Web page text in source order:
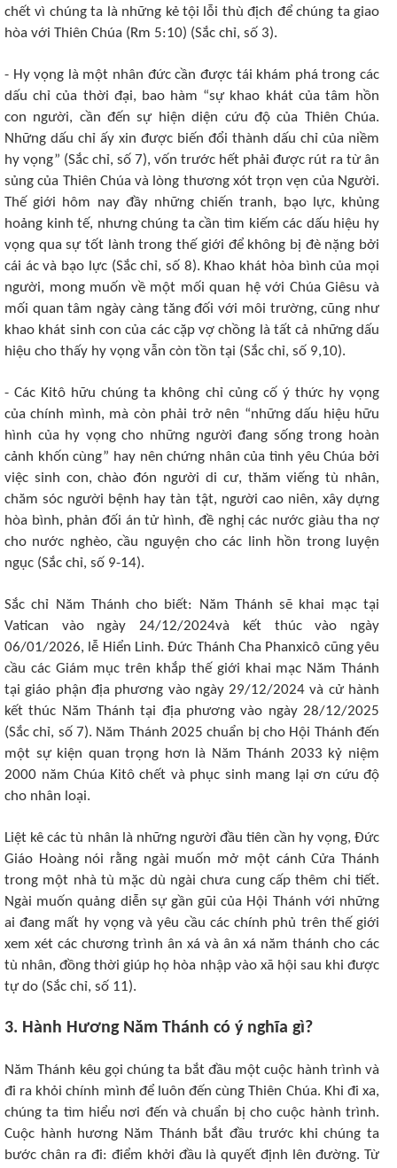
chết vì chúng ta là những kẻ tội lỗi thù địch để chúng ta giao
hòa với Thiên Chúa (Rm 5:10) (Sắc chỉ, số 3).
- Hy vọng là một nhân đức cần được tái khám phá trong các
dấu chỉ của thời đại, bao hàm “sự khao khát của tâm hồn
con người, cần đến sự hiện diện cứu độ của Thiên Chúa.
Những dấu chỉ ấy xin được biến đổi thành dấu chỉ của niềm
hy vọng” (Sắc chỉ, số 7), vốn trước hết phải được rút ra từ ân
sủng của Thiên Chúa và lòng thương xót trọn vẹn của Người.
Thế giới hôm nay đầy những chiến tranh, bạo lực, khủng
hoảng kinh tế, nhưng chúng ta cần tìm kiếm các dấu hiệu hy
vọng qua sự tốt lành trong thế giới để không bị đè nặng bởi
cái ác và bạo lực (Sắc chỉ, số 8). Khao khát hòa bình của mọi
người, mong muốn về một mối quan hệ với Chúa Giêsu và
mối quan tâm ngày càng tăng đối với môi trường, cũng như
khao khát sinh con của các cặp vợ chồng là tất cả những dấu
hiệu cho thấy hy vọng vẫn còn tồn tại (Sắc chỉ, số 9,10).
- Các Kitô hữu chúng ta không chỉ củng cố ý thức hy vọng
của chính mình, mà còn phải trở nên “những dấu hiệu hữu
hình của hy vọng cho những người đang sống trong hoàn
cảnh khốn cùng” hay nên chứng nhân của tình yêu Chúa bởi
việc sinh con, chào đón người di cư, thăm viếng tù nhân,
chăm sóc người bệnh hay tàn tật, người cao niên, xây dựng
hòa bình, phản đối án tử hình, đề nghị các nước giàu tha nợ
cho nước nghèo, cầu nguyện cho các linh hồn trong luyện
ngục (Sắc chỉ, số 9-14).
Sắc chỉ Năm Thánh cho biết: Năm Thánh sẽ khai mạc tại
Vatican vào ngày 24/12/2024và kết thúc vào ngày
06/01/2026, lễ Hiển Linh. Đức Thánh Cha Phanxicô cũng yêu
cầu các Giám mục trên khắp thế giới khai mạc Năm Thánh
tại giáo phận địa phương vào ngày 29/12/2024 và cử hành
kết thúc Năm Thánh tại địa phương vào ngày 28/12/2025
(Sắc chỉ, số 7). Năm Thánh 2025 chuẩn bị cho Hội Thánh đến
một sự kiện quan trọng hơn là Năm Thánh 2033 kỷ niệm
2000 năm Chúa Kitô chết và phục sinh mang lại ơn cứu độ
cho nhân loại.
Liệt kê các tù nhân là những người đầu tiên cần hy vọng, Đức
Giáo Hoàng nói rằng ngài muốn mở một cánh Cửa Thánh
trong một nhà tù mặc dù ngài chưa cung cấp thêm chi tiết.
Ngài muốn quảng diễn sự gần gũi của Hội Thánh với những
ai đang mất hy vọng và yêu cầu các chính phủ trên thế giới
xem xét các chương trình ân xá và ân xá năm thánh cho các
tù nhân, đồng thời giúp họ hòa nhập vào xã hội sau khi được
tự do (Sắc chỉ, số 11).
3. Hành Hương Năm Thánh có ý nghĩa gì?
Năm Thánh kêu gọi chúng ta bắt đầu một cuộc hành trình và
đi ra khỏi chính mình để luôn đến cùng Thiên Chúa. Khi đi xa,
chúng ta tìm hiểu nơi đến và chuẩn bị cho cuộc hành trình.
Cuộc hành hương Năm Thánh bắt đầu trước khi chúng ta
bước chân ra đi: điểm khởi đầu là quyết định lên đường. Từ